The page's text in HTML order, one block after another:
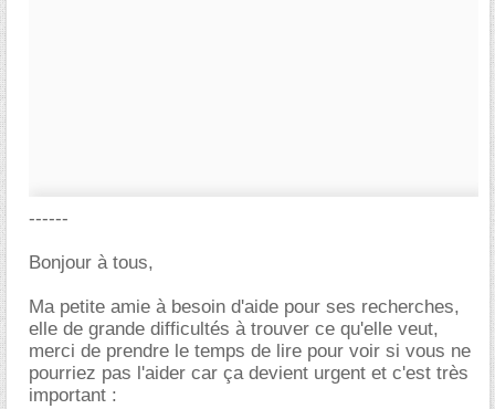
------
Bonjour à tous,
Ma petite amie à besoin d'aide pour ses recherches,
elle de grande difficultés à trouver ce qu'elle veut,
merci de prendre le temps de lire pour voir si vous ne
pourriez pas l'aider car ça devient urgent et c'est très
important :